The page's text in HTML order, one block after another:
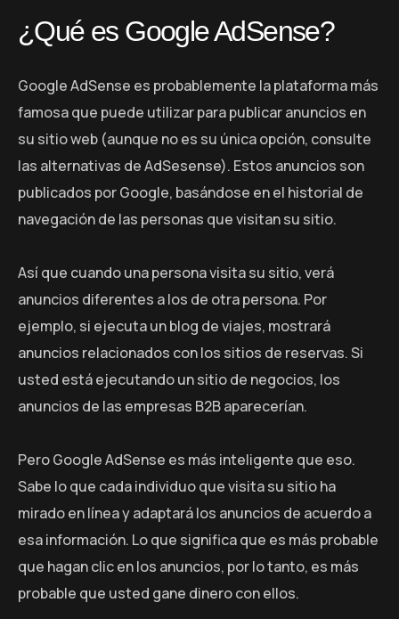
¿Qué es Google AdSense?
Google AdSense es probablemente la plataforma más
famosa que puede utilizar para publicar anuncios en
su sitio web (aunque no es su única opción, consulte
las alternativas de AdSesense). Estos anuncios son
publicados por Google, basándose en el historial de
navegación de las personas que visitan su sitio.
Así que cuando una persona visita su sitio, verá
anuncios diferentes a los de otra persona. Por
ejemplo, si ejecuta un blog de viajes, mostrará
anuncios relacionados con los sitios de reservas. Si
usted está ejecutando un sitio de negocios, los
anuncios de las empresas B2B aparecerían.
Pero Google AdSense es más inteligente que eso.
Sabe lo que cada individuo que visita su sitio ha
mirado en línea y adaptará los anuncios de acuerdo a
esa información. Lo que significa que es más probable
que hagan clic en los anuncios, por lo tanto, es más
probable que usted gane dinero con ellos.